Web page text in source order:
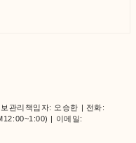
관리책임자: 오승한 | 전화:
| 이메일: